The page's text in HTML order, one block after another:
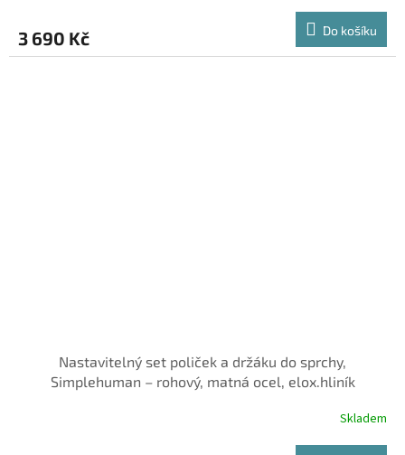
M
A
3 690 Kč Do košíku
Nastavitelný set poliček a držáku do sprchy,
Simplehuman – rohový, matná ocel, elox.hliník
Skladem